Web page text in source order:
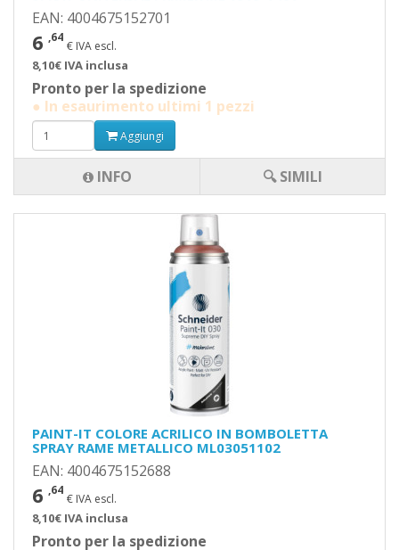
EAN: 4004675152701
6 ,64
€ IVA escl.
8,10€ IVA inclusa
Pronto per la spedizione
● In esaurimento ultimi 1 pezzi
Aggiungi
INFO 🔍 SIMILI
PAINT-IT COLORE ACRILICO IN BOMBOLETTA
SPRAY RAME METALLICO ML03051102
EAN: 4004675152688
6 ,64
€ IVA escl.
8,10€ IVA inclusa
Pronto per la spedizione